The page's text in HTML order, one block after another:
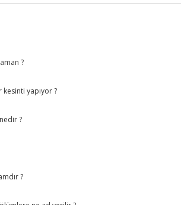
?
kesinti yapıyor ?
?
?